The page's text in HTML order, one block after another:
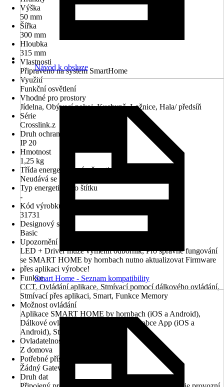
Výška
50 mm
Šířka
300 mm
Hloubka
315 mm
Vlastnosti
Připraveno na systém SmartHome
Využití
Funkční osvětlení
Vhodné pro prostory
Jídelna, Obývací pokoj, Kuchyně, Ložnice, Hala/ předsíň
Série
Crosslink.z
Druh ochrany
IP 20
Hmotnost
1,25 kg
Třída energetické náročnosti
Neudává se
Typ energetického štítku
-
Kód výrobku
31731
Designový styl
Basic
Upozornění
LED + Driver může vyměnit odborník, Pro správné fungování
se SMART HOME by hornbach nutno aktualizovat Firmware
přes aplikaci výrobce!
Funkce
CCT, Ovládání aplikace, Stmívací pomocí dálkového ovládání,
Stmívací přes aplikaci, Smart, Funkce Memory
Možnost ovládání
Aplikace SMART HOME by hornbach (iOS a Android),
Dálkové ovládání, Google Home, Výrobce App (iOS a
Android), Stěnový vypínač
Ovladatelnost přes aplikaci
Z domova
Potřebné příslušenství
Žádný Gateway
Druh dat
Návod k obsluze
Smart Home - Seznam kompatibility